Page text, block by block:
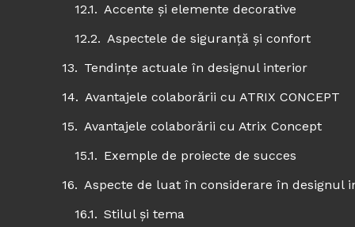
Accente și elemente decorative
Aspectele de siguranță și confort
Tendințe actuale în designul interior
Avantajele colaborării cu ATRIX CONCEPT
Avantajele colaborării cu Atrix Concept
Exemple de proiecte de succes
Aspecte de luat în considerare în designul
Stilul și tema